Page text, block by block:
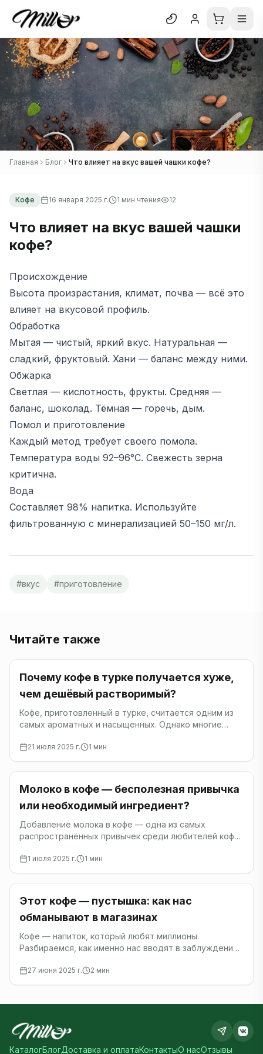
Блог
О нас
Отзывы
В каталог
Главная Блог Что влияет на вкус вашей чашки кофе?
Кофе 16 января 2025 г. 1 мин чтения 12
Что влияет на вкус вашей чашки
кофе?
Происхождение
Высота произрастания, климат, почва — всё это
влияет на вкусовой профиль.
Обработка
Мытая — чистый, яркий вкус. Натуральная —
сладкий, фруктовый. Хани — баланс между ними.
Обжарка
Светлая — кислотность, фрукты. Средняя —
баланс, шоколад. Тёмная — горечь, дым.
Помол и приготовление
Каждый метод требует своего помола.
Температура воды 92–96°C. Свежесть зерна
критична.
Вода
Составляет 98% напитка. Используйте
фильтрованную с минерализацией 50–150 мг/л.
#вкус #приготовление
Читайте также
Кофе
Почему кофе в турке получается хуже,
чем дешёвый растворимый?
Кофе, приготовленный в турке, считается одним из
самых ароматных и насыщенных. Однако многие
получается хуже, чем обычный растворимый.
21 июля 2025 г. 1 мин
Кофе
Молоко в кофе — бесполезная привычка
или необходимый ингредиент?
Добавление молока в кофе — одна из самых
распространённых привычек среди любителей кофе
1 июля 2025 г. 1 мин
Кофе
Этот кофе — пустышка: как нас
обманывают в магазинах
Кофе — напиток, который любят миллионы.
Разбираемся, как именно нас вводят в заблуждение
27 июня 2025 г. 2 мин
КаталогБлогДоставка и оплатаКонтактыО насОтзывы